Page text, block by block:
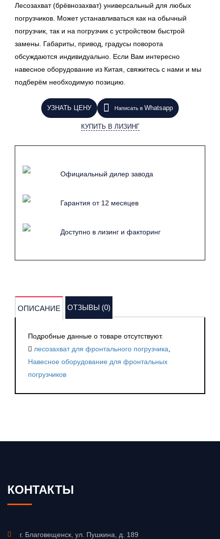
Лесозахват (брёвнозахват) универсальный для любых
погрузчиков. Может устанавливаться как на обычный
погрузчик, так и на погрузчик с устройством быстрой
замены. Габариты, привод, градусы поворота
обсуждаются индивидуально. Если Вам интересно
навесное оборудование из Китая, свяжитесь с нами и мы
подберём необходимую позицию.
УЗНАТЬ ЦЕНУ Написать в Whatsapp
КУПИТЬ В ЛИЗИНГ
Официальный дилер завода
Гарантия от 12 месяцев
Доступно в лизинг и факторинг
ОПИСАНИЕ ОТЗЫВЫ (0)
Подробные данные о товаре отсутствуют.
лесозахват для фронтального погрузчика
Навесное оборудование для фронтальных
погрузчиков
КОНТАКТЫ
г. Благовещенск, ул. Пушкина, д. 189